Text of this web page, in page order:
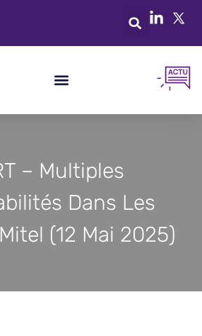
– Multiples
Dans Les
(12 Mai 2025)